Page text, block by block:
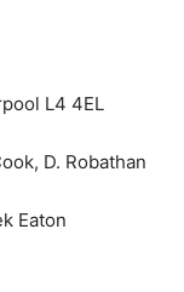
L4 4EL
D. Robathan
Eaton